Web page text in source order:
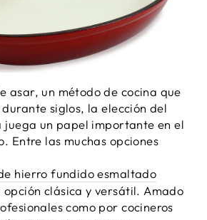
asar, un método de cocina que
siglos, la elección del
juega un papel importante en el
Entre las muchas opciones
hierro fundido esmaltado
opción clásica y versátil. Amado
como por cocineros